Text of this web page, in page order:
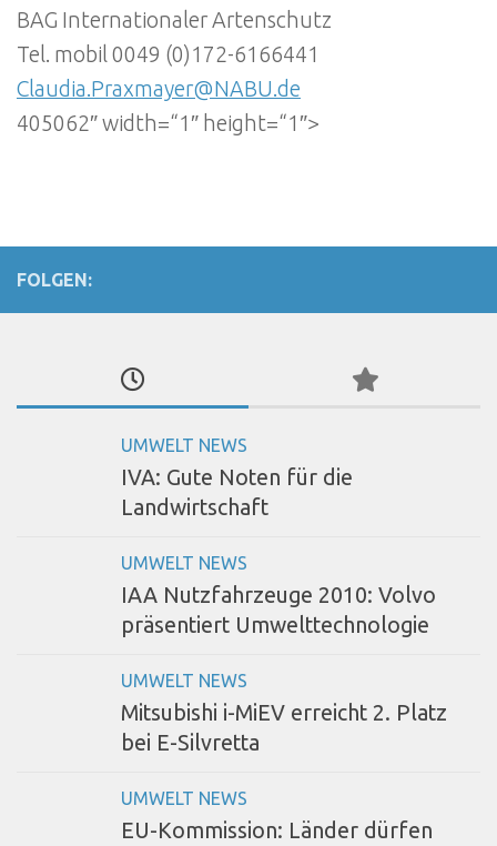
BAG Internationaler Artenschutz
Tel. mobil 0049 (0)172-6166441
Claudia.Praxmayer@NABU.de
405062″ width=“1″ height=“1″>
FOLGEN:
UMWELT NEWS
IVA: Gute Noten für die
Landwirtschaft
UMWELT NEWS
IAA Nutzfahrzeuge 2010: Volvo
präsentiert Umwelttechnologie
UMWELT NEWS
Mitsubishi i-MiEV erreicht 2. Platz
bei E-Silvretta
UMWELT NEWS
EU-Kommission: Länder dürfen